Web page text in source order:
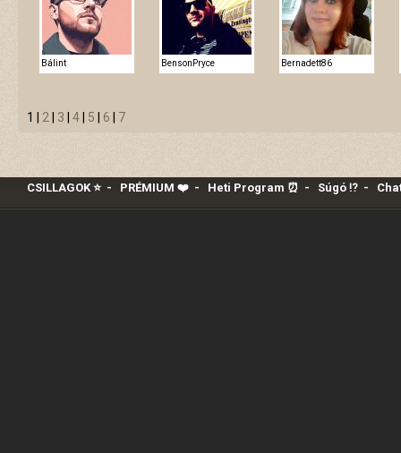
Bálint BensonPryce Bernadett86
1 | 2 3 4 5 6 7
CSILLAGOK ⭐- PRÉMIUM ❤️‍- Heti Program ⏰ - Súgó ⁉️-